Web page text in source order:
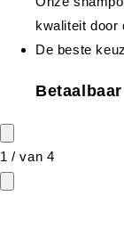
Betaalbaar
1 /van 4